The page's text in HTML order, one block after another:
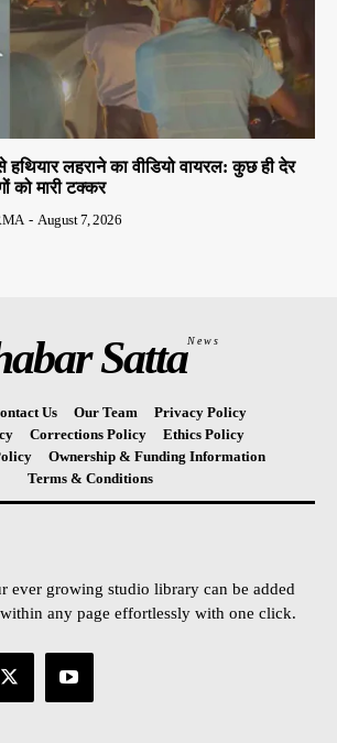
लहराने का वीडियो वायरल: कुछ ही देर
को मारी टक्कर
- August 7, 2026
SattaNews
Us Our Team
Privacy Policy
Corrections Policy
Ethics Policy
Ownership & Funding Information
Terms & Conditions
ever growing studio library can be added
any page effortlessly with one click.